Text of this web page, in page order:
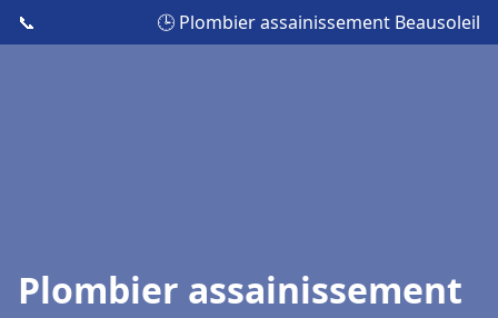
📞 🕒 Plombier assainissement Beausoleil
Plombier assainissement